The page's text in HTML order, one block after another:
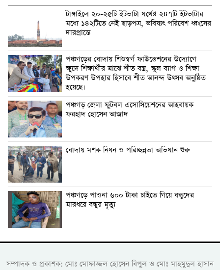
টাঙ্গাইলে ২০-২৫টি ইটভাটা যথেষ্ট ২৪৭টি ইটভাটার
মধ্যে ১৪২টিতে নেই ছাড়পত্র, ভবিষ্যৎ পরিবেশ ধ্বংসের
দারপ্রান্তে
পঞ্চগড়ের বোদায় শিশুস্বর্গ ফাউন্ডেশনের উদ্যোগে
ক্ষুদে শিক্ষার্থীর মাঝে শীত বস্ত্র, স্কুল ব্যাগ ও শিক্ষা
উপকরণ উপহার হিসাবে শীত আনন্দ উৎসব অনুষ্ঠিত
হয়েছে।
পঞ্চগড় জেলা ফুটবল এসোসিয়েশনের আহবায়ক
ফরহাদ হোসেন আজাদ
বোদায় মশক নিধন ও পরিচ্ছন্নতা অভিযান শুরু
পঞ্চগড়ে পাওনা ৬০০ টাকা চাইতে গিয়ে বন্ধুদের
মারধরে বন্ধুর মৃত্যু
সম্পাদক ও প্রকাশক: মোঃ মোফাজ্জল হোসেন বিপুল ও মোঃ মাহমুদুল হাসান